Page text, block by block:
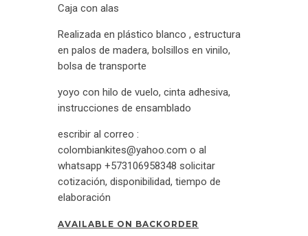
Caja con alas
Realizada en plástico blanco , estructura
en palos de madera, bolsillos en vinilo,
bolsa de transporte
yoyo con hilo de vuelo, cinta adhesiva,
instrucciones de ensamblado
escribir al correo :
colombiankites@yahoo.com o al
whatsapp +573106958348 solicitar
cotización, disponibilidad, tiempo de
elaboración
AVAILABLE ON BACKORDER